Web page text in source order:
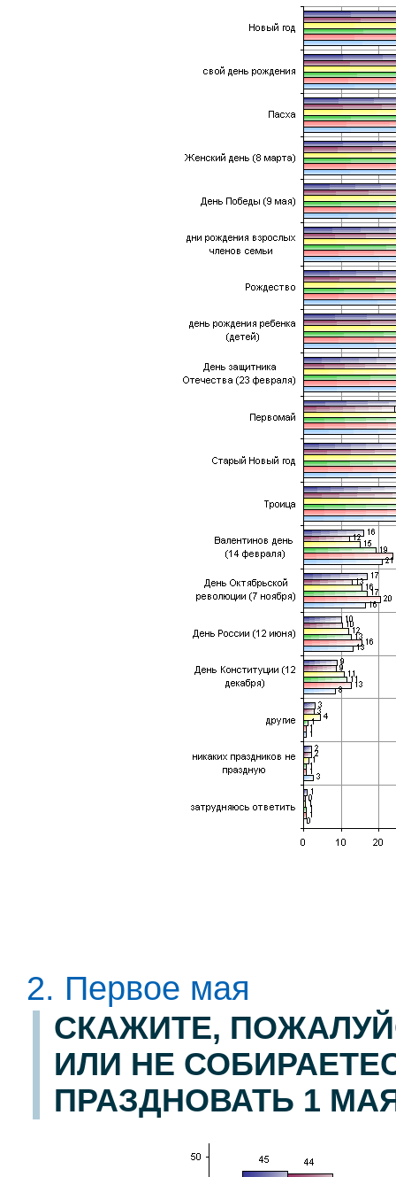
2. Первое мая
СКАЖИТЕ,
ИЛИ НЕ
ПРАЗДНОВАТЬ 1